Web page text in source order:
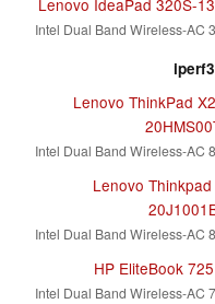
Lenovo IdeaPad 320S-
Intel Dual Band Wireless-AC
Lenovo ThinkPad
Intel Dual Band Wireless-AC
Lenovo
Intel Dual Band Wireless-AC
HP EliteBook
Intel Dual Band Wireless-AC